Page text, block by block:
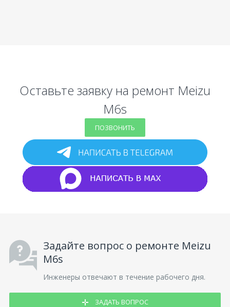
Оставьте заявку на ремонт Meizu
M6s
ПОЗВОНИТЬ
Задайте вопрос о ремонте Meizu
M6s
Инженеры отвечают в течение рабочего дня.
ЗАДАТЬ ВОПРОС